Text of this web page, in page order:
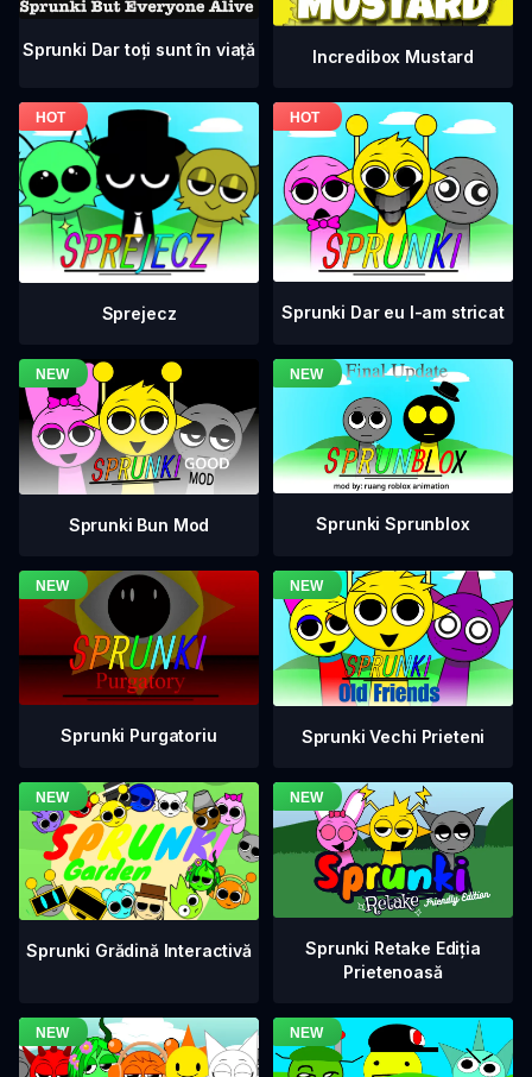
Sprunki Dar toți sunt în viață Incredibox Mustard
Sprejecz Sprunki Dar eu l-am stricat
Sprunki Bun Mod Sprunki Sprunblox
Sprunki Purgatoriu Sprunki Vechi Prieteni
Sprunki Grădină Interactivă
Sprunki Retake Ediția
Prietenoasă